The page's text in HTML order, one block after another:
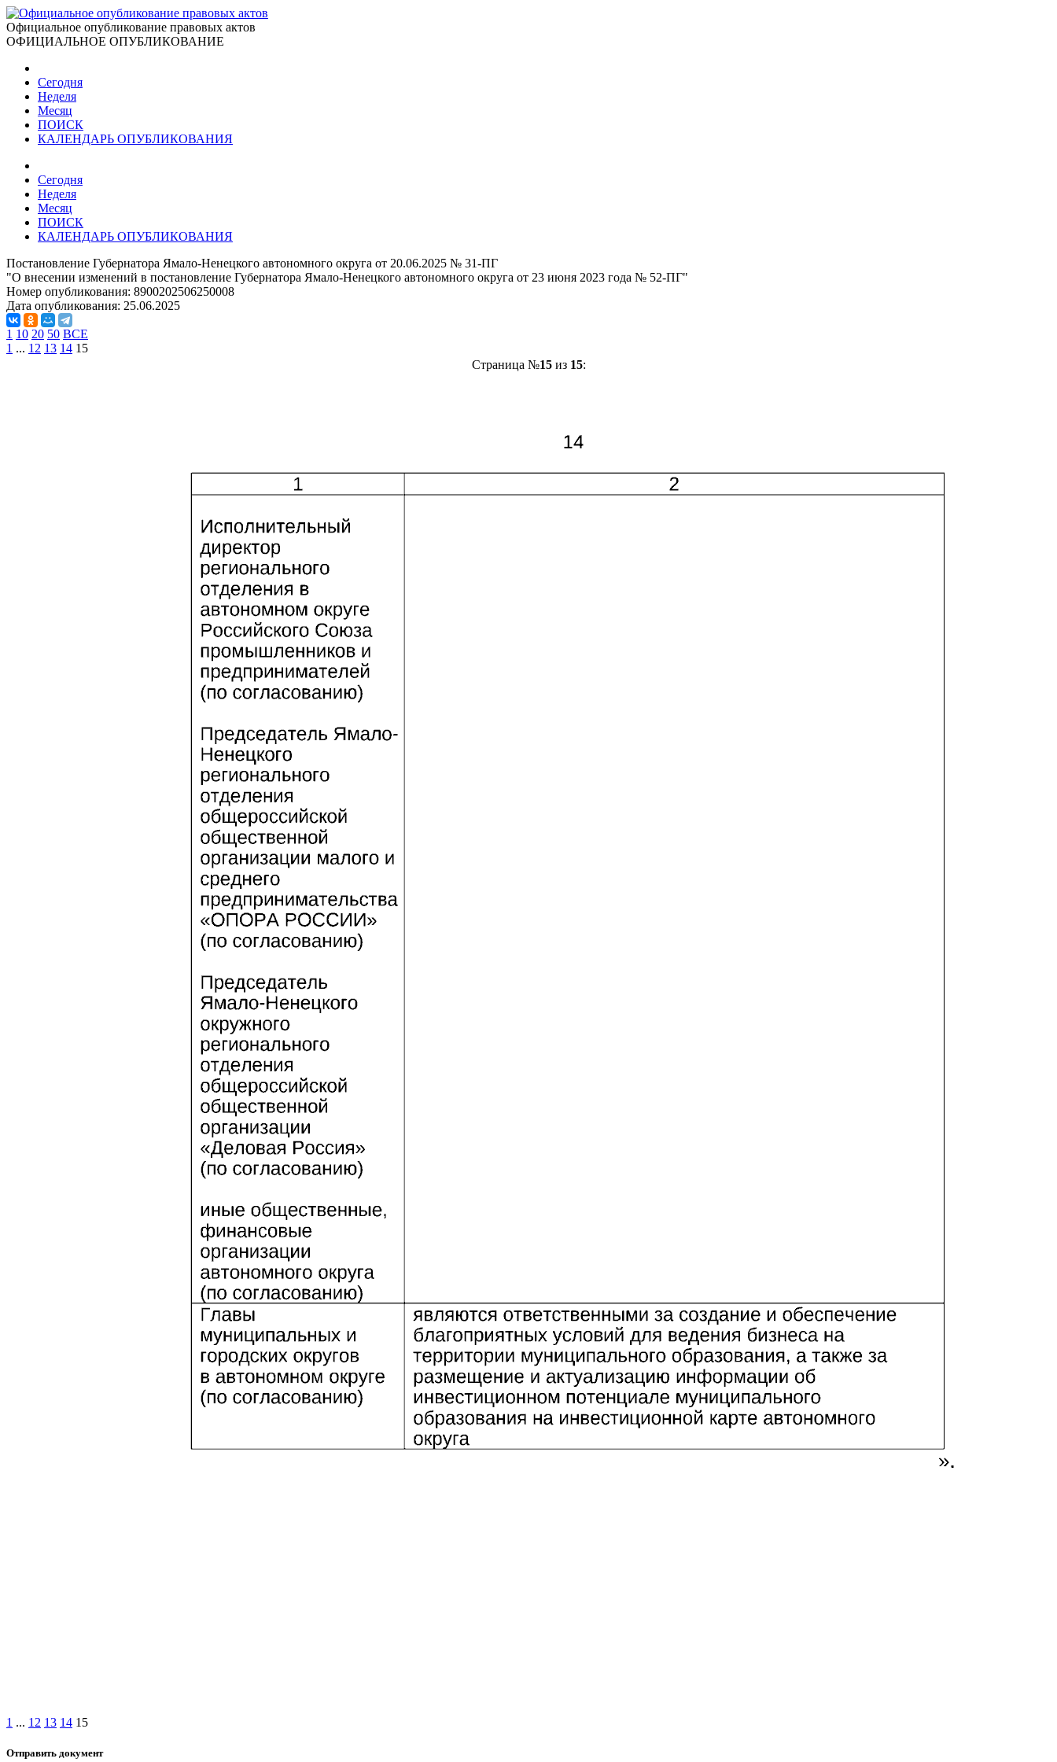
Официальное опубликование правовых актов
ОФИЦИАЛЬНОЕ ОПУБЛИКОВАНИЕ
Сегодня
Неделя
Месяц
ПОИСК
КАЛЕНДАРЬ ОПУБЛИКОВАНИЯ
Сегодня
Неделя
Месяц
ПОИСК
КАЛЕНДАРЬ ОПУБЛИКОВАНИЯ
Постановление Губернатора Ямало-Ненецкого автономного округа от 20.06.2025 № 31-ПГ
"О внесении изменений в постановление Губернатора Ямало-Ненецкого автономного округа от 23 июня 2023 года № 52-ПГ"
Номер опубликования: 8900202506250008
Дата опубликования: 25.06.2025
1 10 20 50 ВСЕ
1 ... 12 13 14 15
Страница №15из 15:
1 ... 12 13 14 15
Отправить документ